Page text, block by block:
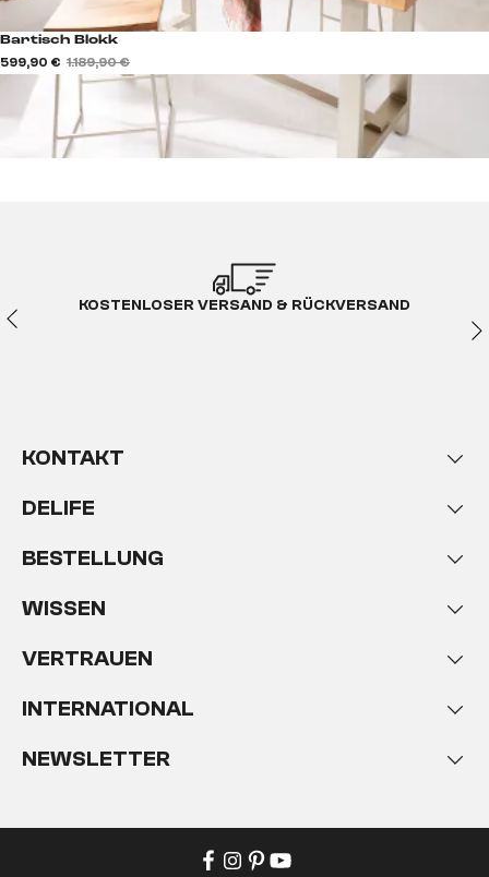
Bartisch Blokk
599,90 € 1.189,90 €
KOSTENLOSER VERSAND & RÜCKVERSAND
KONTAKT
DELIFE
BESTELLUNG
WISSEN
VERTRAUEN
INTERNATIONAL
NEWSLETTER